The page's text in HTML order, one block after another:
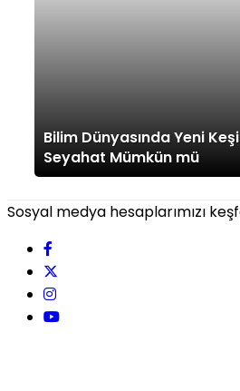
Bilim Dünyasında Yeni
Seyahat Mümkün mü
Sosyal medya hesaplarımızı